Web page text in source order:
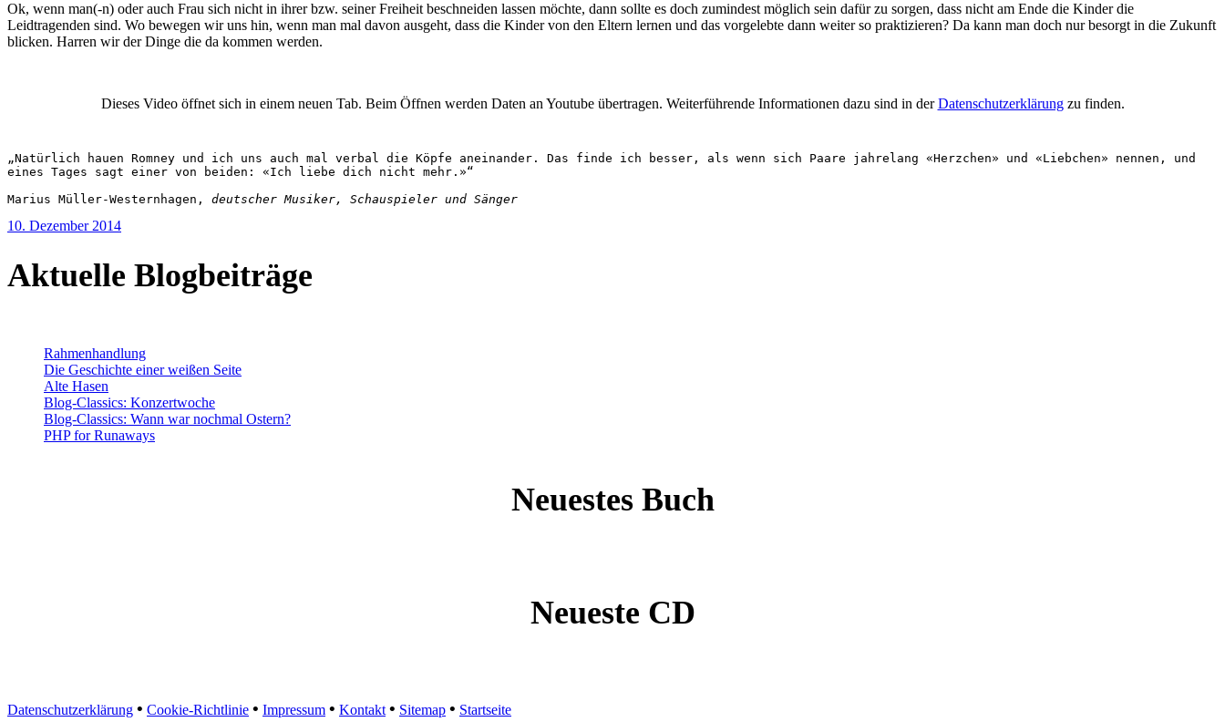
Ok, wenn man(-n) oder auch Frau sich nicht in ihrer bzw. seiner Freiheit beschneiden lassen möchte, dann sollte es doch zumindest möglich sein dafür zu sorgen, dass nicht am Ende die Kinder die
Leidtragenden sind. Wo bewegen wir uns hin, wenn man mal davon ausgeht, dass die Kinder von den Eltern lernen und das vorgelebte dann weiter so praktizieren? Da kann man doch nur besorgt in die Zukunft
blicken. Harren wir der Dinge die da kommen werden.
Dieses Video öffnet sich in einem neuen Tab. Beim Öffnen werden Daten an Youtube übertragen. Weiterführende Informationen dazu sind in derDatenschutzerklärungzu finden.
„Natürlich hauen Romney und ich uns auch mal verbal die Köpfe aneinander. Das finde ich besser, als wenn sich Paare jahrelang «Herzchen» und «Liebchen» nennen, und
eines Tages sagt einer von beiden: «Ich liebe dich nicht mehr.»“
Marius Müller-Westernhagen, deutscher Musiker, Schauspieler und Sänger
10. Dezember 2014
Aktuelle Blogbeiträge
Rahmenhandlung
Die Geschichte einer weißen Seite
Alte Hasen
Blog-Classics: Konzertwoche
Blog-Classics: Wann war nochmal Ostern?
PHP for Runaways
Neuestes Buch
Neueste CD
Datenschutzerklärung • Cookie-Richtlinie • Impressum • Kontakt • Sitemap • Startseite